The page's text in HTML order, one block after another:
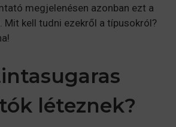
megjelenésen azonban ezt a
kell tudni ezekről a típusokról?
léteznek?